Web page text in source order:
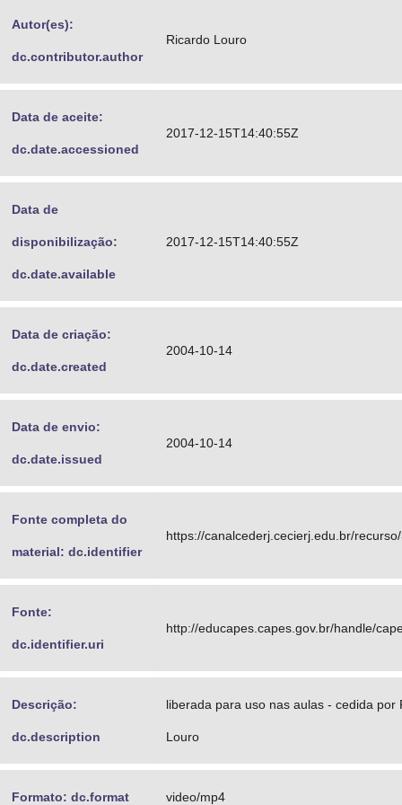
Banco Central do Brasil
Autor(es):
dc.contributor.author
Ricardo Louro
Data de aceite:
dc.date.accessioned
2017-12-15T14:40:55Z
Data de
disponibilização:
dc.date.available
2017-12-15T14:40:55Z
Data de criação:
dc.date.created
2004-10-14
Data de envio:
dc.date.issued
2004-10-14
Fonte completa do
material: dc.identifier
https://canalcederj.cecierj.edu.br/
Fonte:
dc.identifier.uri
http://educapes.capes.gov.br/handle/
Descrição:
dc.description
liberada para uso nas aulas - cedida por
Louro
Formato: dc.format video/mp4